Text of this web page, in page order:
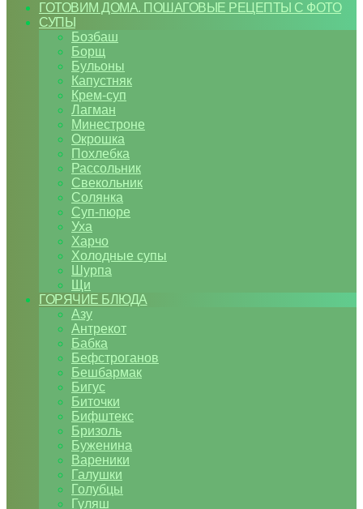
ГОТОВИМ ДОМА. ПОШАГОВЫЕ РЕЦЕПТЫ С ФОТО
СУПЫ
Бозбаш
Борщ
Бульоны
Капустняк
Крем-суп
Лагман
Минестроне
Окрошка
Похлебка
Рассольник
Свекольник
Солянка
Суп-пюре
Уха
Харчо
Холодные супы
Шурпа
Щи
ГОРЯЧИЕ БЛЮДА
Азу
Антрекот
Бабка
Бефстроганов
Бешбармак
Бигус
Биточки
Бифштекс
Бризоль
Буженина
Вареники
Галушки
Голубцы
Гуляш